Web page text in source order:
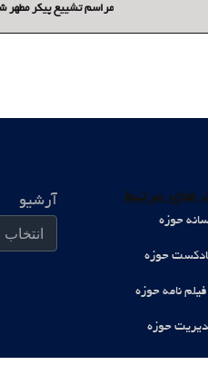
مراسم تشییع پیکر مطهر
های مرتبط
حوزه
حوزه
نامه حوزه
حوزه
آرشیو
آرشیو